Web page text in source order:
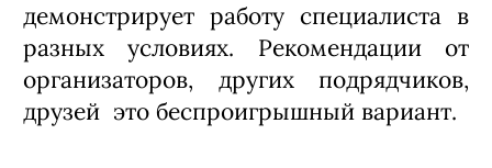
демонстрирует работу специалиста в
разных условиях. Рекомендации от
организаторов, других подрядчиков,
друзей это беспроигрышный вариант.